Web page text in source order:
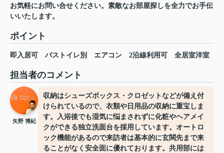
お気軽にお問い合せください。素敵なお部屋探しを全力でお手伝
いいたします。
ポイント
即入居可 バストイレ別 エアコン 2沿線利用可 全居室洋室
担当者のコメント
矢野 博紀
収納はシューズボックス・クロゼットなどが備え付
けられているので、衣類や日用品の収納に重宝しま
す。入浴後でも湿気に悩まされずに化粧やヘアメイ
クができる独立洗面台を採用しています。オートロ
ック機能があるので来訪者は基本的に玄関先まで来
ることがなく安全面に優れております。共用部には